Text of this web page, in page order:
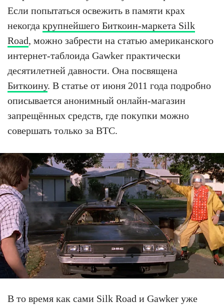
Если попытаться освежить в памяти крах
некогда крупнейшего Биткоин-маркета Silk
Road, можно забрести на статью американского
интернет-таблоида Gawker практически
десятилетней давности. Она посвящена
Биткоину. В статье от июня 2011 года подробно
описывается анонимный онлайн-магазин
запрещённых средств, где покупки можно
совершать только за BTC.
В то время как сами Silk Road и Gawker уже